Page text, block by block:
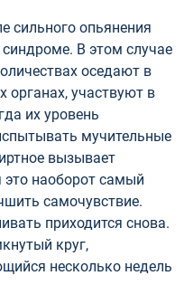
сильного опьянения
В этом случае
оседают в
органах, участвуют в
их уровень
мучительные
вызывает
это наоборот самый
самочувствие.
приходится снова.
круг,
несколько недель